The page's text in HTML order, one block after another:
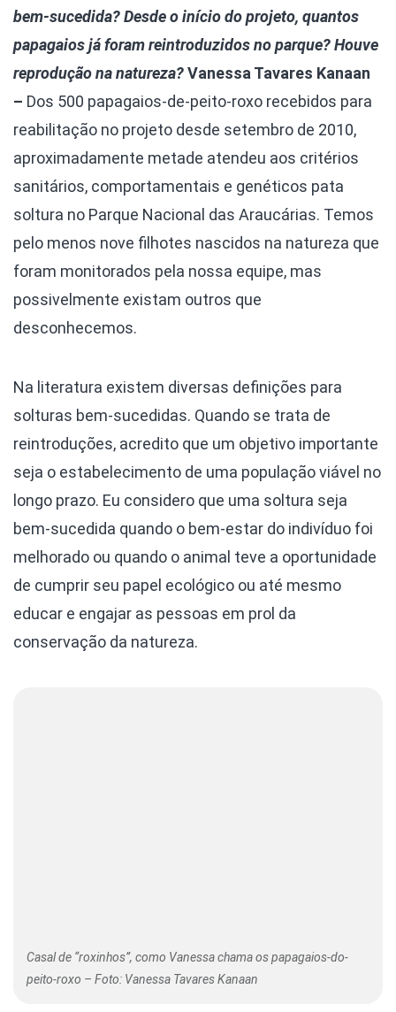
bem-sucedida? Desde o início do projeto, quantos
papagaios já foram reintroduzidos no parque? Houve
reprodução na natureza?Vanessa Tavares Kanaan
– Dos 500 papagaios-de-peito-roxo recebidos para
reabilitação no projeto desde setembro de 2010,
aproximadamente metade atendeu aos critérios
sanitários, comportamentais e genéticos pata
soltura no Parque Nacional das Araucárias. Temos
pelo menos nove filhotes nascidos na natureza que
foram monitorados pela nossa equipe, mas
possivelmente existam outros que
desconhecemos.
Na literatura existem diversas definições para
solturas bem-sucedidas. Quando se trata de
reintroduções, acredito que um objetivo importante
seja o estabelecimento de uma população viável no
longo prazo. Eu considero que uma soltura seja
bem-sucedida quando o bem-estar do indivíduo foi
melhorado ou quando o animal teve a oportunidade
de cumprir seu papel ecológico ou até mesmo
educar e engajar as pessoas em prol da
conservação da natureza.
Casal de “roxinhos”, como Vanessa chama os papagaios-do-
peito-roxo – Foto: Vanessa Tavares Kanaan